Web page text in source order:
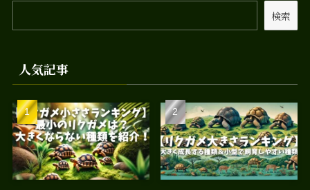
検索
人気記事